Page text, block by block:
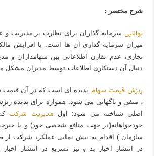
شرح مختصر :
توانایی سرمایه گذاران برای نظارت بر مدیریت و
میزان سرمایه گذاری آن ها است. با افزایش
تجاری، عدم تقارن اطلاعاتی بین سهامداران و
دنبال آن دستکاری اطلاعات توسط مدیران مشکل
ریزش قیمت سهام پدیده ای است که در آن قیمت
، منفی و ناگهانی می شود. همواره برای پدیده
اصلی شناخته می شود: اول مدیریت شرکت
خودخواهانه(در جهت منافع شخصی خود) و یا
سازمان ) اقدام به بیش نمایی عملکرد شرکت از
در انتشار اخبار بد و نیز تسریع در انتشار